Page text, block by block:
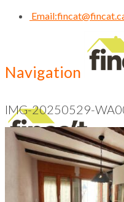
Email:
Navigation
CALL US NOW
93 830 14 35
IMG-20250529-